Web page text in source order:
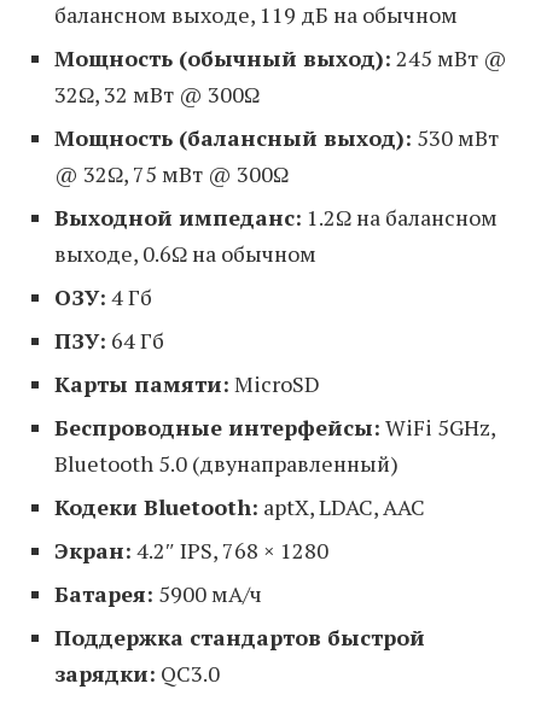
балансном выходе, 119 дБ на обычном
Мощность (обычный выход): 245 мВт @
32Ω, 32 мВт @ 300Ω
Мощность (балансный выход): 530 мВт
@ 32Ω, 75 мВт @ 300Ω
Выходной импеданс: 1.2Ω на балансном
выходе, 0.6Ω на обычном
ОЗУ: 4 Гб
ПЗУ: 64 Гб
Карты памяти: MicroSD
Беспроводные интерфейсы: WiFi 5GHz,
Bluetooth 5.0 (двунаправленный)
Кодеки Bluetooth: aptX, LDAC, AAC
Экран: 4.2″ IPS, 768 × 1280
Батарея: 5900 мА/ч
Поддержка стандартов быстрой
зарядки: QC3.0